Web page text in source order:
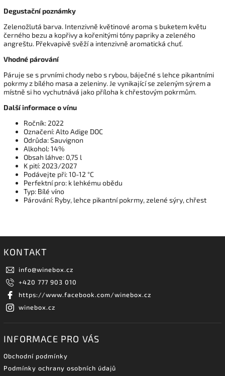
Degustační poznámky
Zelenožlutá barva. Intenzivně květinové aroma s buketem květu
černého bezu a kopřivy a kořenitými tóny papriky a zeleného
angreštu. Překvapivě svěží a intenzivně aromatická chuť.
Vhodné párování
Páruje se s prvními chody nebo s rybou, báječné s lehce pikantními
pokrmy z bílého masa a zeleniny. Je vynikající se zeleným sýrem a
místně si ho vychutnává jako příloha k chřestovým pokrmům.
Další informace o vínu
Ročník: 2022
Označení: Alto Adige DOC
Odrůda: Sauvignon
Alkohol: 14%
Obsah láhve: 0,75 l
K pití: 2023/2027
Podávejte při: 10-12 °C
Perfektní pro: k lehkému obědu
Typ: Bílé víno
Párování: Ryby, lehce pikantní pokrmy, zelené sýry, chřest
KONTAKT
info@winebox.cz
+420 777 903 010
https://www.facebook.com/winebox.cz
winebox.cz
INFORMACE PRO VÁS
Obchodní podmínky
Podmínky ochrany osobních údajů